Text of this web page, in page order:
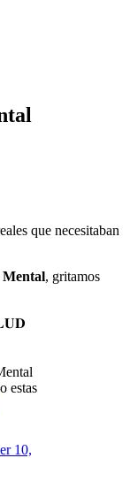
que necesitaban
Mental, gritamos
estas
10,